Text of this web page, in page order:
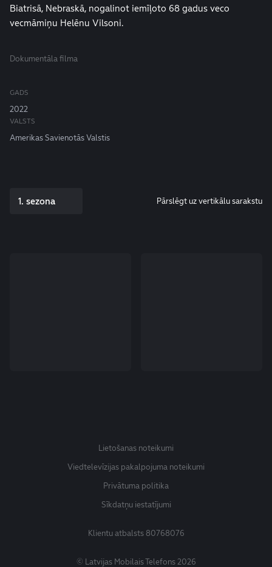
Biatrisā, Nebraskā, nogalinot iemīļoto 68 gadus veco
vecmāmiņu Helēnu Vilsoni.
Dokumentāla filma
GADS
2022
VALSTS
Amerikas Savienotās Valstis
1. sezona Pārslēgt uz vertikālu sarakstu
Lietošanas noteikumi
Viedtelevīzijas pakalpojuma noteikumi
Privātuma politika
Sīkdatņu iestatījumi
Klientu atbalsts80768076
© Latvijas Mobilais Telefons 2026